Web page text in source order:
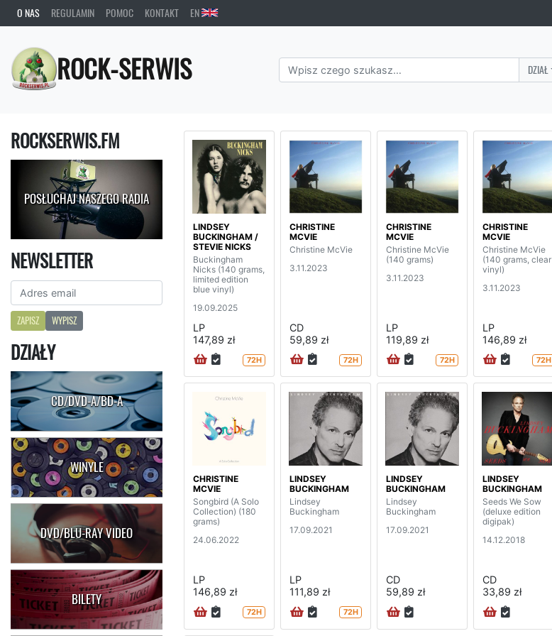
O NAS REGULAMIN POMOC KONTAKT EN
ROCK-SERWIS DZIAŁ
ROCKSERWIS.FM
POSŁUCHAJ NASZEGO RADIA
NEWSLETTER
ZAPISZ WYPISZ
DZIAŁY
CD/DVD-A/BD-A
WINYLE
DVD/BLU-RAY VIDEO
BILETY
LINDSEY
BUCKINGHAM /
STEVIE NICKS
Buckingham
Nicks (140 grams,
limited edition
blue vinyl)
19.09.2025
LP
147,89 zł
72H
CHRISTINE
MCVIE
Christine McVie
3.11.2023
CD
59,89 zł
72H
CHRISTINE
MCVIE
Christine McVie
(140 grams)
3.11.2023
LP
119,89 zł
72H
CHRISTINE
MCVIE
Christine McVie
(140 grams, clear
vinyl)
3.11.2023
LP
146,89 zł
72H
CHRISTINE
MCVIE
Songbird (A Solo
Collection) (180
grams)
24.06.2022
LP
146,89 zł
72H
LINDSEY
BUCKINGHAM
Lindsey
Buckingham
17.09.2021
LP
111,89 zł
72H
LINDSEY
BUCKINGHAM
Lindsey
Buckingham
17.09.2021
CD
59,89 zł
LINDSEY
BUCKINGHAM
Seeds We Sow
(deluxe edition
digipak)
14.12.2018
CD
33,89 zł